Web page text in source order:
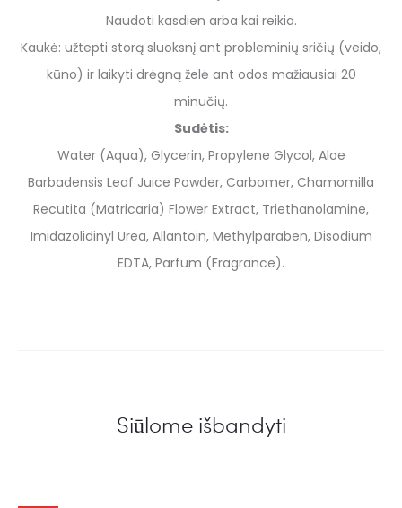
Naudoti kasdien arba kai reikia.
Kaukė: užtepti storą sluoksnį ant probleminių sričių (veido,
kūno) ir laikyti drėgną želė ant odos mažiausiai 20
minučių.
Sudėtis:
Water (Aqua), Glycerin, Propylene Glycol, Aloe
Barbadensis Leaf Juice Powder, Carbomer, Chamomilla
Recutita (Matricaria) Flower Extract, Triethanolamine,
Imidazolidinyl Urea, Allantoin, Methylparaben, Disodium
EDTA, Parfum (Fragrance).
Siūlome išbandyti